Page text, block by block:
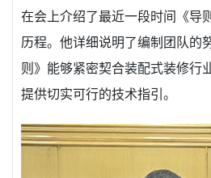
在会上介绍了最近一段时间《导
历程。他详细说明了编制团队的
则》能够紧密契合装配式装修行
提供切实可行的技术指引。